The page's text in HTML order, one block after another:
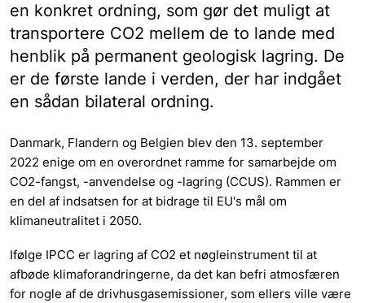
en konkret ordning, som gør det muligt at
transportere CO2 mellem de to lande med
henblik på permanent geologisk lagring. De
er de første lande i verden, der har indgået
en sådan bilateral ordning.
Danmark, Flandern og Belgien blev den 13. september
2022 enige om en overordnet ramme for samarbejde om
CO2-fangst, -anvendelse og -lagring (CCUS). Rammen er
en del af indsatsen for at bidrage til EU's mål om
klimaneutralitet i 2050.
Ifølge IPCC er lagring af CO2 et nøgleinstrument til at
afbøde klimaforandringerne, da det kan befri atmosfæren
for nogle af de drivhusgasemissioner, som ellers ville være